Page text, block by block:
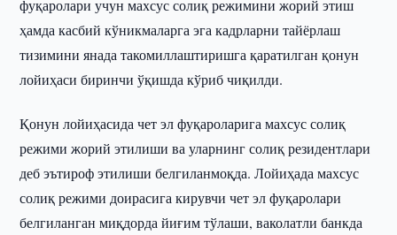
фуқаролари учун махсус солиқ режимини жорий этиш
ҳамда касбий кўникмаларга эга кадрларни тайёрлаш
тизимини янада такомиллаштиришга қаратилган қонун
лойиҳаси биринчи ўқишда кўриб чиқилди.
Қонун лойиҳасида чет эл фуқароларига махсус солиқ
режими жорий этилиши ва уларнинг солиқ резидентлари
деб эътироф этилиши белгиланмоқда. Лойиҳада махсус
солиқ режими доирасига кирувчи чет эл фуқаролари
белгиланган миқдорда йиғим тўлаши, ваколатли банкда